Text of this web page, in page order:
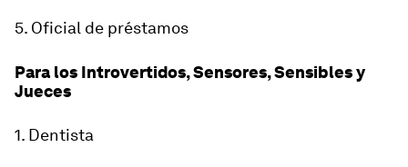
5. Oficial de préstamos
Para los Introvertidos, Sensores, Sensibles y
Jueces
1. Dentista